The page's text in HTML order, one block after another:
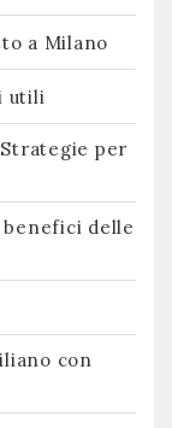
a Milano
utili
per
delle
con